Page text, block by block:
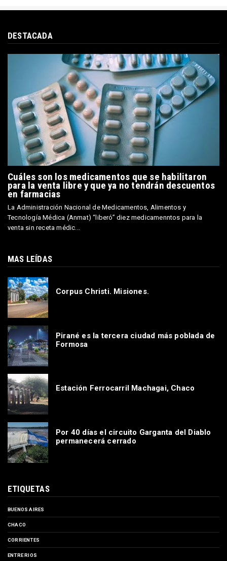
DESTACADA
Cuáles son los medicamentos que se habilitaron
para la venta libre y que ya no tendrán descuentos
en farmacias
La Administración Nacional de Medicamentos, Alimentos y
Tecnología Médica (Anmat) “liberó” diez medicamenntos para la
venta sin receta médic...
MAS LEÍDAS
Corpus Christi. Misiones.
Pirané es la tercera ciudad más poblada de
Formosa
Estación Ferrocarril Machagai, Chaco
Por 40 días el circuito Garganta del Diablo
permanecerá cerrado
ETIQUETAS
BUENOS AIRES
CHACO
CORRIENTES
ENTRE RIOS